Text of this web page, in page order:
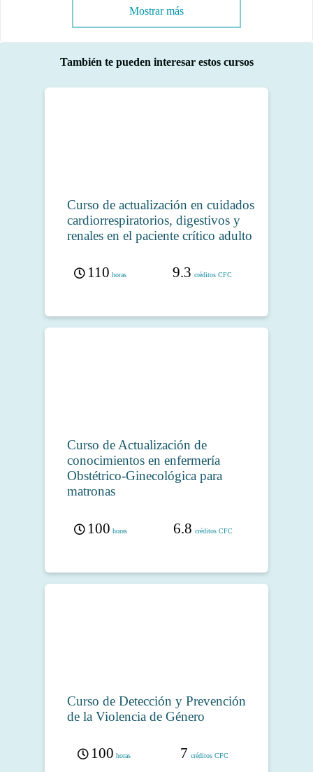
Mostrar más
También te pueden interesar estos cursos
Curso de actualización en cuidados
cardiorrespiratorios, digestivos y
renales en el paciente crítico adulto
110 horas 9.3 créditos CFC
Curso de Actualización de
conocimientos en enfermería
Obstétrico-Ginecológica para
matronas
100 horas 6.8 créditos CFC
Curso de Detección y Prevención
de la Violencia de Género
100 horas 7 créditos CFC